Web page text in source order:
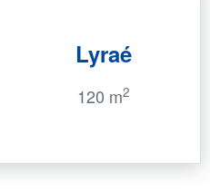
Lyraé
120 m2